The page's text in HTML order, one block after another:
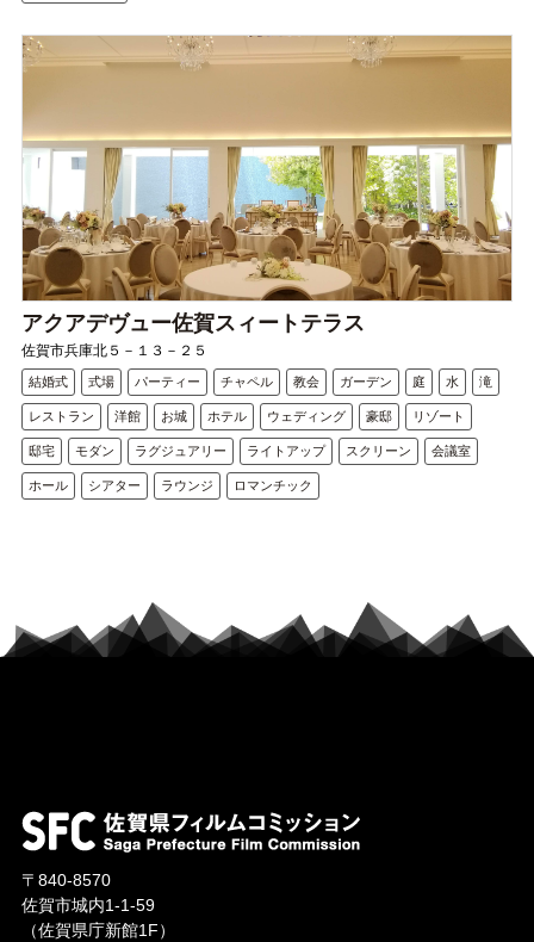
アクアデヴュー佐賀スィートテラス
佐賀市兵庫北５－１３－２５
結婚式 式場 パーティー チャペル 教会 ガーデン 庭 水 滝
レストラン 洋館 お城 ホテル ウェディング 豪邸 リゾート
邸宅 モダン ラグジュアリー ライトアップ スクリーン 会議室
ホール シアター ラウンジ ロマンチック
〒840-8570
佐賀市城内1-1-59
（佐賀県庁新館1F）